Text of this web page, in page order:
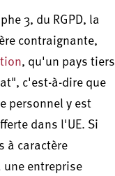
3, du RGPD, la
contraignante,
, qu'un pays tiers
c'est-à-dire que
personnel y est
dans l'UE. Si
à caractère
une entreprise